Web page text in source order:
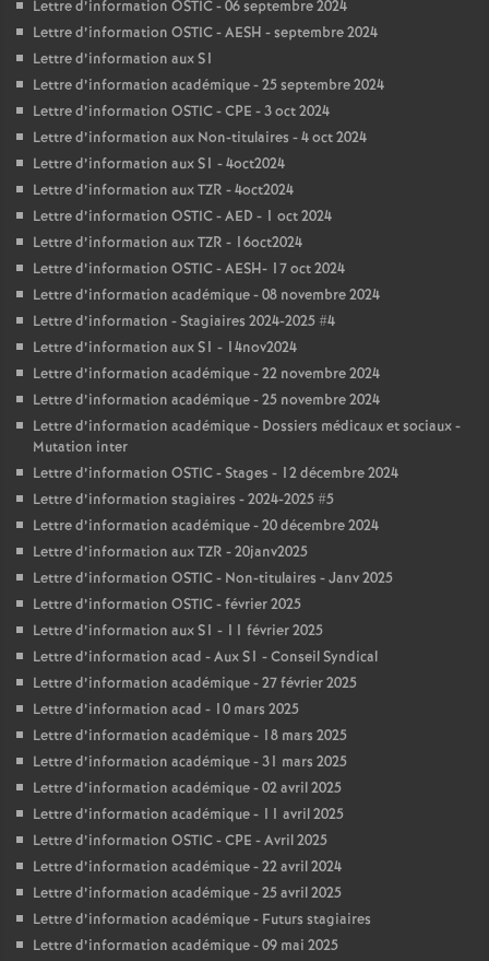
Lettre d’information OSTIC - 06 septembre 2024
Lettre d’information OSTIC - AESH - septembre 2024
Lettre d’information aux S1
Lettre d’information académique - 25 septembre 2024
Lettre d’information OSTIC - CPE - 3 oct 2024
Lettre d’information aux Non-titulaires - 4 oct 2024
Lettre d’information aux S1 - 4oct2024
Lettre d’information aux TZR - 4oct2024
Lettre d’information OSTIC - AED - 1 oct 2024
Lettre d’information aux TZR - 16oct2024
Lettre d’information OSTIC - AESH- 17 oct 2024
Lettre d’information académique - 08 novembre 2024
Lettre d’information - Stagiaires 2024-2025 #4
Lettre d’information aux S1 - 14nov2024
Lettre d’information académique - 22 novembre 2024
Lettre d’information académique - 25 novembre 2024
Lettre d’information académique - Dossiers médicaux et sociaux -
Mutation inter
Lettre d’information OSTIC - Stages - 12 décembre 2024
Lettre d’information stagiaires - 2024-2025 #5
Lettre d’information académique - 20 décembre 2024
Lettre d’information aux TZR - 20janv2025
Lettre d’information OSTIC - Non-titulaires - Janv 2025
Lettre d’information OSTIC - février 2025
Lettre d’information aux S1 - 11 février 2025
Lettre d’information acad - Aux S1 - Conseil Syndical
Lettre d’information académique - 27 février 2025
Lettre d’information acad - 10 mars 2025
Lettre d’information académique - 18 mars 2025
Lettre d’information académique - 31 mars 2025
Lettre d’information académique - 02 avril 2025
Lettre d’information académique - 11 avril 2025
Lettre d’information OSTIC - CPE - Avril 2025
Lettre d’information académique - 22 avril 2024
Lettre d’information académique - 25 avril 2025
Lettre d’information académique - Futurs stagiaires
Lettre d’information académique - 09 mai 2025